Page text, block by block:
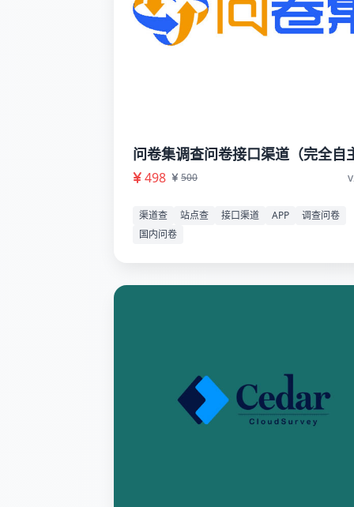
问卷集调查问卷接口渠道（完全自
入无需他人协助）
498 500
渠道查 站点查 接口渠道 APP
调查问卷
国内问卷